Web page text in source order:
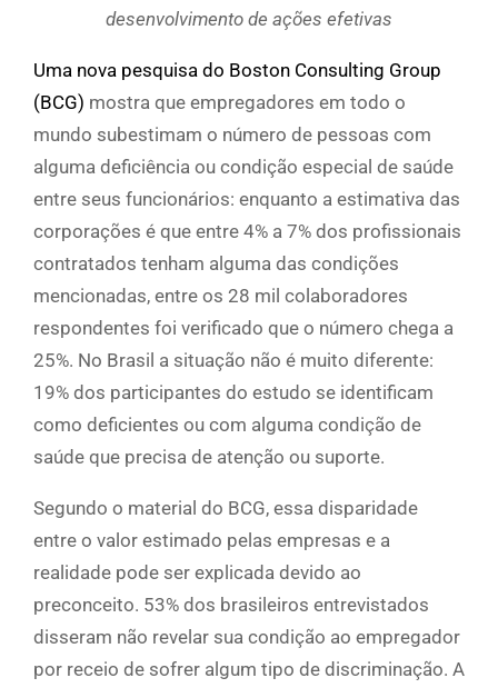
desenvolvimento de ações efetivas
Uma nova pesquisa do Boston Consulting Group
(BCG) mostra que empregadores em todo o
mundo subestimam o número de pessoas com
alguma deficiência ou condição especial de saúde
entre seus funcionários: enquanto a estimativa das
corporações é que entre 4% a 7% dos profissionais
contratados tenham alguma das condições
mencionadas, entre os 28 mil colaboradores
respondentes foi verificado que o número chega a
25%. No Brasil a situação não é muito diferente:
19% dos participantes do estudo se identificam
como deficientes ou com alguma condição de
saúde que precisa de atenção ou suporte.
Segundo o material do BCG, essa disparidade
entre o valor estimado pelas empresas e a
realidade pode ser explicada devido ao
preconceito. 53% dos brasileiros entrevistados
disseram não revelar sua condição ao empregador
por receio de sofrer algum tipo de discriminação. A